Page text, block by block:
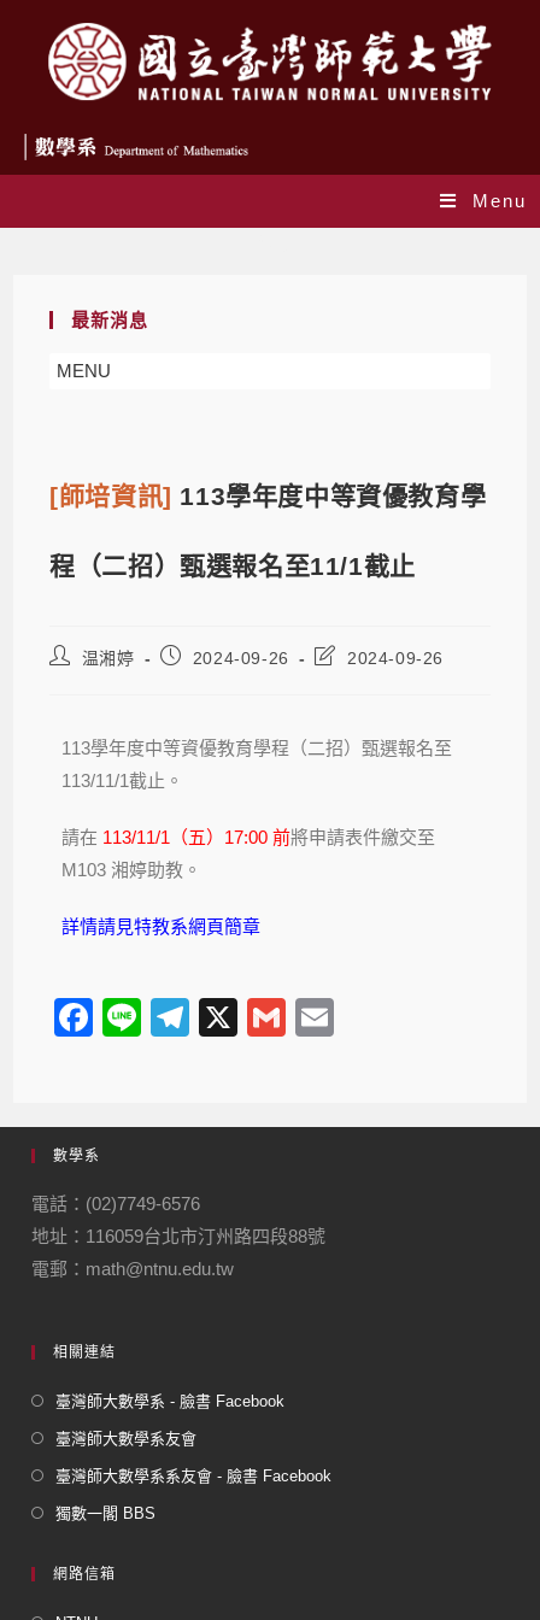
Menu
最新消息
MENU
[師培資訊] 113學年度中等資優教育學
程（二招）甄選報名至11/1截止
温湘婷 2024-09-26 2024-09-26
113學年度中等資優教育學程（二招）甄選報名至
113/11/1截止。
請在 113/11/1（五）17:00 前將申請表件繳交至
M103 湘婷助教。
詳情請見特教系網頁簡章
F
e
b
o
o
k
Li
T
gr
m
X
G
數學系
電話：(02)7749-6576
地址：116059台北市汀州路四段88號
電郵：math@ntnu.edu.tw
相關連結
臺灣師大數學系 - 臉書 Facebook
臺灣師大數學系友會
臺灣師大數學系系友會 - 臉書 Facebook
獨數一閣 BBS
網路信箱